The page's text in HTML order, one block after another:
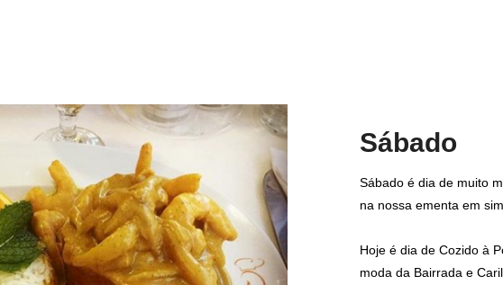
Sábado
Sábado é dia de muito
na nossa ementa em
Hoje é dia de Cozido à
moda da Bairrada e